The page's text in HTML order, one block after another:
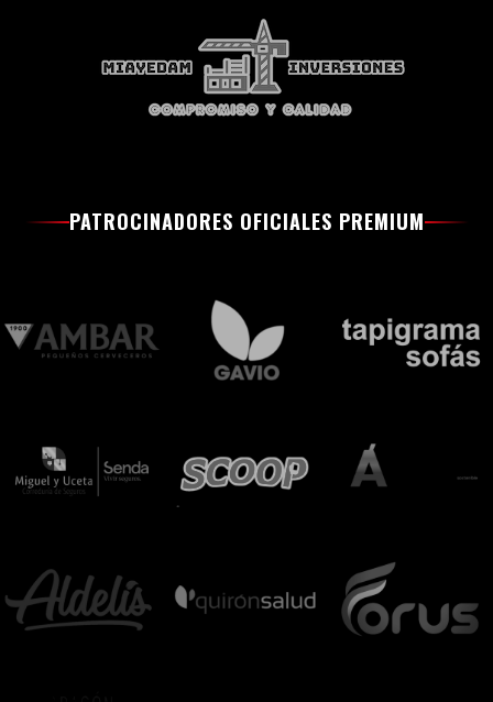
PATROCINADORES OFICIALES PREMIUM